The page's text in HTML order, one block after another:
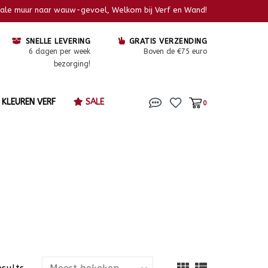
muur naar wauw-gevoel, Welkom bij Verf en Wand!
SNELLE LEVERING
6 dagen per week
bezorging!
GRATIS VERZENDING
Boven de €75 euro
KLEUREN VERF SALE 0